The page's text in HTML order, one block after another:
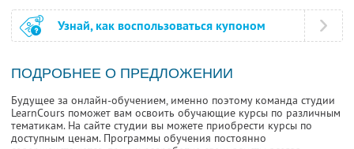
Узнай, как воспользоваться купоном
ПОДРОБНЕЕ О ПРЕДЛОЖЕНИИ
Будущее за онлайн-обучением, именно поэтому команда студии
LearnCours поможет вам освоить обучающие курсы по различным
тематикам. На сайте студии вы можете приобрести курсы по
доступным ценам. Программы обучения постоянно